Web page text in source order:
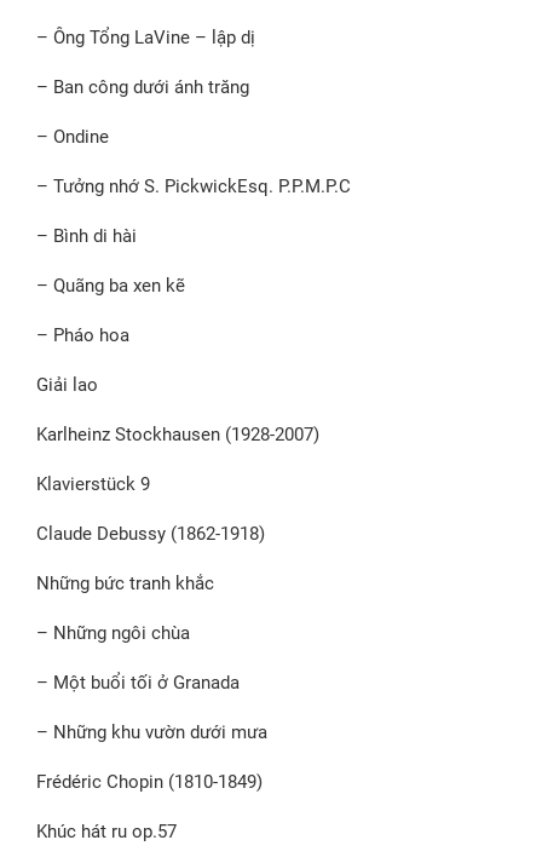
– Ông Tổng LaVine – lập dị
– Ban công dưới ánh trăng
– Ondine
– Tưởng nhớ S. PickwickEsq. P.P.M.P.C
– Bình di hài
– Quãng ba xen kẽ
– Pháo hoa
Giải lao
Karlheinz Stockhausen (1928-2007)
Klavierstück 9
Claude Debussy (1862-1918)
Những bức tranh khắc
– Những ngôi chùa
– Một buổi tối ở Granada
– Những khu vườn dưới mưa
Frédéric Chopin (1810-1849)
Khúc hát ru op.57